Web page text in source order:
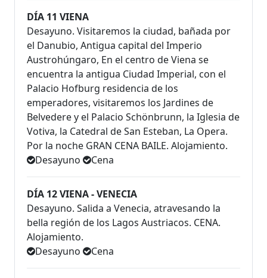
DÍA 11 VIENA
Desayuno. Visitaremos la ciudad, bañada por
el Danubio, Antigua capital del Imperio
Austrohúngaro, En el centro de Viena se
encuentra la antigua Ciudad Imperial, con el
Palacio Hofburg residencia de los
emperadores, visitaremos los Jardines de
Belvedere y el Palacio Schönbrunn, la Iglesia de
Votiva, la Catedral de San Esteban, La Opera.
Por la noche GRAN CENA BAILE. Alojamiento.
Desayuno
Cena
DÍA 12 VIENA - VENECIA
Desayuno. Salida a Venecia, atravesando la
bella región de los Lagos Austriacos. CENA.
Alojamiento.
Desayuno
Cena